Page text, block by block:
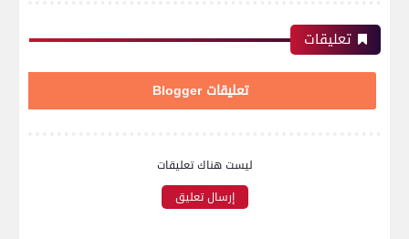
تعليقات
تعليقات Blogger
ليست هناك تعليقات
إرسال تعليق